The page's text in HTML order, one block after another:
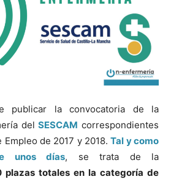
publicar la convocatoria de la
delSESCAM correspondientes
Empleo de 2017 y 2018.Tal y como
unos días, se trata de la
plazas totales en la categoría de